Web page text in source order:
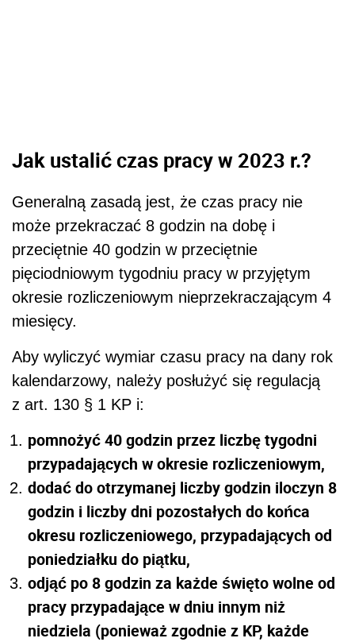
Jak ustalić czas pracy w 2023 r.?
Generalną zasadą jest, że czas pracy nie
może przekraczać 8 godzin na dobę i
przeciętnie 40 godzin w przeciętnie
pięciodniowym tygodniu pracy w przyjętym
okresie rozliczeniowym nieprzekraczającym 4
miesięcy.
Aby wyliczyć wymiar czasu pracy na dany rok
kalendarzowy, należy posłużyć się regulacją
z art. 130 § 1 KP i:
pomnożyć 40 godzin przez liczbę tygodni
przypadających w okresie rozliczeniowym,
dodać do otrzymanej liczby godzin iloczyn 8
godzin i liczby dni pozostałych do końca
okresu rozliczeniowego, przypadających od
poniedziałku do piątku,
odjąć po 8 godzin za każde święto wolne od
pracy przypadające w dniu innym niż
niedziela (ponieważ zgodnie z KP, każde